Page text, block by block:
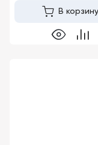
В корзину